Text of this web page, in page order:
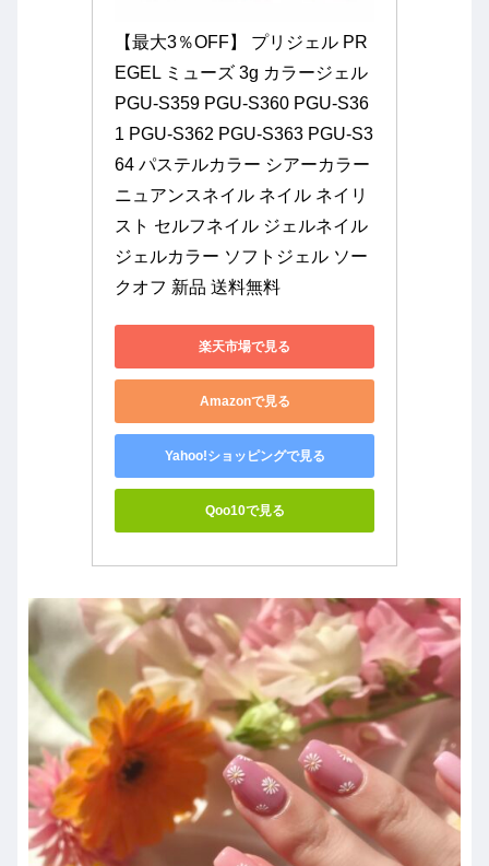
【最大3％OFF】 プリジェル PR
EGEL ミューズ 3g カラージェル
PGU-S359 PGU-S360 PGU-S36
1 PGU-S362 PGU-S363 PGU-S3
64 パステルカラー シアーカラー
ニュアンスネイル ネイル ネイリ
スト セルフネイル ジェルネイル
ジェルカラー ソフトジェル ソー
クオフ 新品 送料無料
楽天市場で見る
Amazonで見る
Yahoo!ショッピングで見る
Qoo10で見る